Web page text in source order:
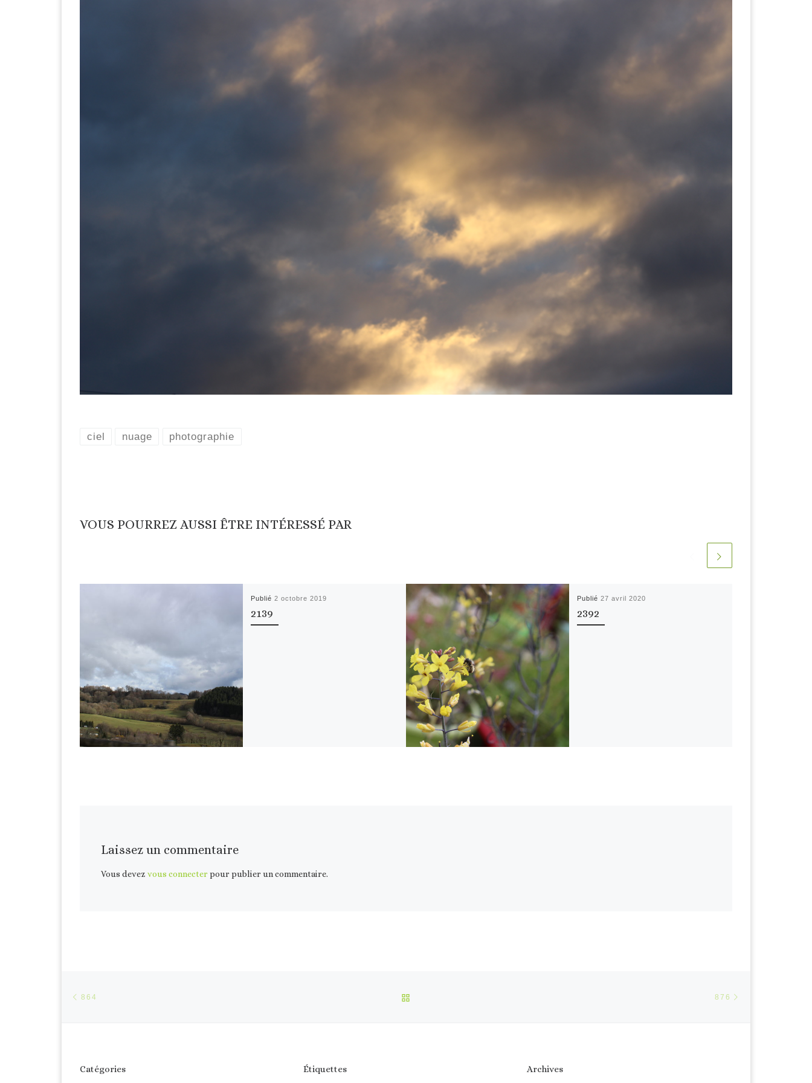
ciel nuage photographie
VOUS POURREZ AUSSI ÊTRE INTÉRESSÉ PAR
Publié2 octobre 2019
2139
Publié27 avril 2020
2392
Laissez un commentaire
Vous devezvous connecter pour publier un commentaire.
Parcourir les articles
864 876
Catégories Étiquettes Archives